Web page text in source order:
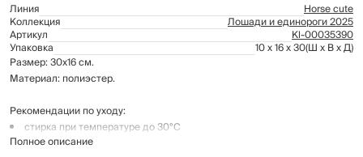
Линия
Horse cute
Коллекция Лошади и единороги 2025
Артикул Kl-00035390
Упаковка 10 x 16 x 30(Ш x В x Д)
Размер: 30х16 см.
Материал: полиэстер.
Рекомендации по уходу:
стирка при температуре до 30°С
не отбеливать
Полное описание